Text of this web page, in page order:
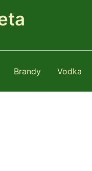
Brandy Vodka